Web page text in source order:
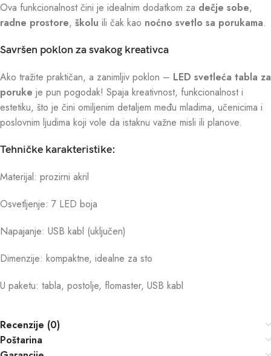
Ova funkcionalnost čini je idealnim dodatkom za dečje sobe,
radne prostore, školu ili čak kao noćno svetlo sa porukama.
Savršen poklon za svakog kreativca
Ako tražite praktičan, a zanimljiv poklon – LED svetleća tabla za
poruke je pun pogodak! Spaja kreativnost, funkcionalnost i
estetiku, što je čini omiljenim detaljem među mladima, učenicima i
poslovnim ljudima koji vole da istaknu važne misli ili planove.
Tehničke karakteristike:
Materijal: prozirni akril
Osvetljenje: 7 LED boja
Napajanje: USB kabl (uključen)
Dimenzije: kompaktne, idealne za sto
U paketu: tabla, postolje, flomaster, USB kabl
Recenzije (0)
Poštarina